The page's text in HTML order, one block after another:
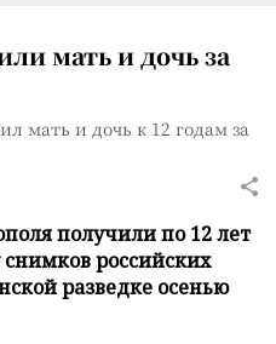
мать и дочь за
мать и дочь к 12 годам за
получили по 12 лет
российских
разведке осенью